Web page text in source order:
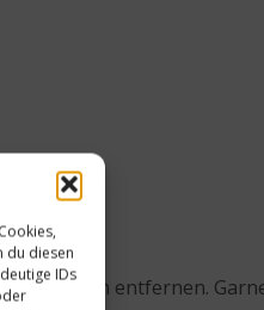
du diesen
IDsDarm entfernen.